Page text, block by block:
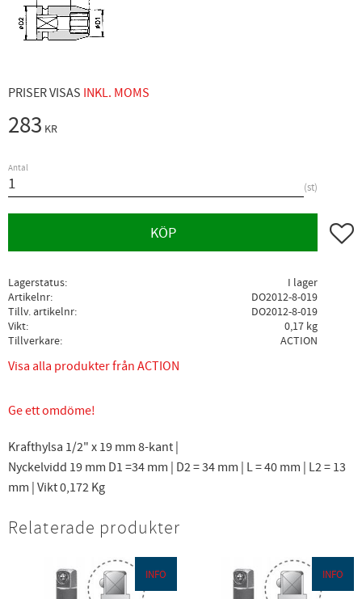
PRISER VISAS INKL. MOMS
283 KR
Antal
st
KÖP Lägg
Lagerstatus
I lager
Artikelnr
DO2012-8-019
Tillv. artikelnr
DO2012-8-019
Vikt
0,17 kg
Tillverkare
ACTION
Visa alla produkter från ACTION
Ge ett omdöme!
Krafthylsa 1/2" x 19 mm 8-kant |
Nyckelvidd 19 mm D1 =34 mm | D2 = 34 mm | L = 40 mm | L2 = 13
mm | Vikt 0,172 Kg
Relaterade produkter
INFO INFO